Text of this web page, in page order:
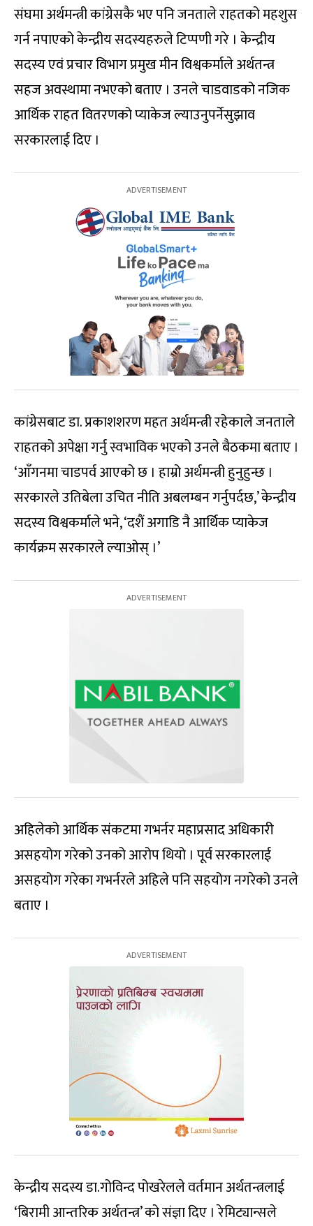
संघमा अर्थमन्त्री कांग्रेसकै भए पनि जनताले राहतको महशुस
गर्न नपाएको केन्द्रीय सदस्यहरुले टिप्पणी गरे । केन्द्रीय
सदस्य एवं प्रचार विभाग प्रमुख मीन विश्वकर्माले अर्थतन्त्र
सहज अवस्थामा नभएको बताए । उनले चाडवाडको नजिक
आर्थिक राहत वितरणको प्याकेज ल्याउनुपर्नेसुझाव
सरकारलाई दिए ।
कांग्रेसबाट डा. प्रकाशशरण महत अर्थमन्त्री रहेकाले जनताले
राहतको अपेक्षा गर्नु स्वभाविक भएको उनले बैठकमा बताए ।
‘आँगनमा चाडपर्व आएको छ । हाम्रो अर्थमन्त्री हुनुहुन्छ ।
सरकारले उतिबेला उचित नीति अबलम्बन गर्नुपर्दछ,’ केन्द्रीय
सदस्य विश्वकर्माले भने, ‘दशैं अगाडि नै आर्थिक प्याकेज
कार्यक्रम सरकारले ल्याओस् ।’
अहिलेको आर्थिक संकटमा गभर्नर महाप्रसाद अधिकारी
असहयोग गरेको उनको आरोप थियो । पूर्व सरकारलाई
असहयोग गरेका गभर्नरले अहिले पनि सहयोग नगरेको उनले
बताए ।
केन्द्रीय सदस्य डा.गोविन्द पोखरेलले वर्तमान अर्थतन्त्रलाई
‘बिरामी आन्तरिक अर्थतन्त्र’ को संज्ञा दिए । रेमिट्यान्सले